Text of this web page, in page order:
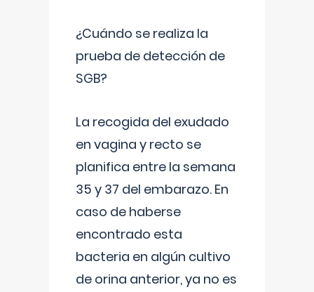
¿Cuándo se realiza la
prueba de detección de
SGB?
La recogida del exudado
en vagina y recto se
planifica entre la semana
35 y 37 del embarazo. En
caso de haberse
encontrado esta
bacteria en algún cultivo
de orina anterior, ya no es